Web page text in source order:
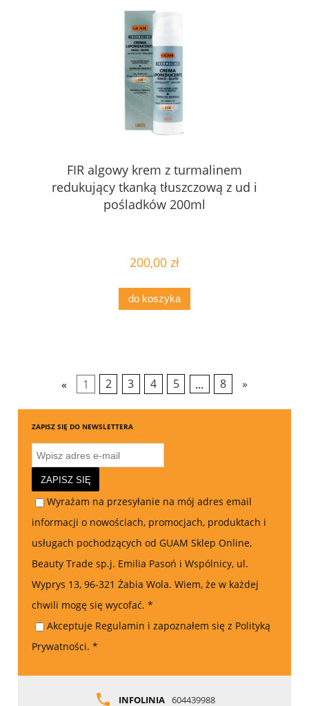
FIR algowy krem z turmalinem
redukujący tkanką tłuszczową z ud i
pośladków 200ml
200,00 zł
do koszyka
« 1 2 3 4 5 ... 8 »
ZAPISZ SIĘ DO NEWSLETTERA
ZAPISZ SIĘ
Wyrażam na przesyłanie na mój adres email
informacji o nowościach, promocjach, produktach i
usługach pochodzących od GUAM Sklep Online,
Beauty Trade sp.j. Emilia Pasoń i Wspólnicy, ul.
Wyprys 13, 96-321 Żabia Wola. Wiem, że w każdej
chwili mogę się wycofać. *
Akceptuje Regulamin i zapoznałem się z Polityką
Prywatności. *
INFOLINIA 604439988